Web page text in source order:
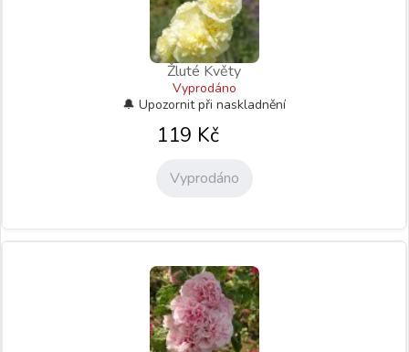
Žluté Květy
Vyprodáno
119 Kč
Vyprodáno